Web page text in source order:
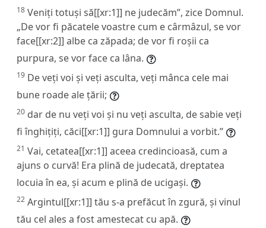
18 Veniți totuși să[[xr:1]] ne judecăm”, zice Domnul.
„De vor fi păcatele voastre cum e cârmâzul, se vor
face[[xr:2]] albe ca zăpada; de vor fi roșii ca
purpura, se vor face ca lâna.
19 De veți voi și veți asculta, veți mânca cele mai
bune roade ale țării;
20 dar de nu veți voi și nu veți asculta, de sabie veți
fi înghițiți, căci[[xr:1]] gura Domnului a vorbit.”
21 Vai, cetatea[[xr:1]] aceea credincioasă, cum a
ajuns o curvă! Era plină de judecată, dreptatea
locuia în ea, și acum e plină de ucigași.
22 Argintul[[xr:1]] tău s-a prefăcut în zgură, și vinul
tău cel ales a fost amestecat cu apă.